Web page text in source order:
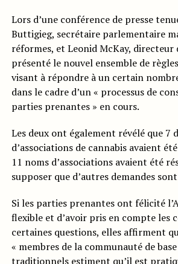
Lors d’une conférence de presse
Buttigieg, secrétaire parlementaire
réformes, et Leonid McKay, directeur
présenté le nouvel ensemble de
visant à répondre à un certain
dans le cadre d’un « processus de
parties prenantes » en cours.
Les deux ont également révélé que 7
d’associations de cannabis avaient
11 noms d’associations avaient été
supposer que d’autres demandes
Si les parties prenantes ont félicité
flexible et d’avoir pris en compte les
certaines questions, elles affirment
« membres de la communauté de
traditionnels estiment qu’il est